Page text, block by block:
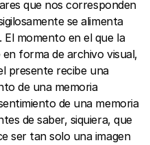
que nos corresponden
se alimenta
momento en el que la
forma de archivo visual,
presente recibe una
de una memoria
de una memoria
de saber, siquiera, que
ser tan solo una imagen